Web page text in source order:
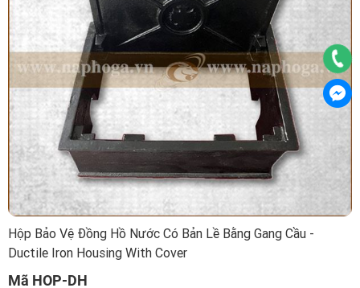
Hộp Bảo Vệ Đồng Hồ Nước Có Bản Lề Bằng Gang Cầu -
Ductile Iron Housing With Cover
Mã HOP-DH